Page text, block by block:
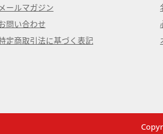
メールマガジン
問い合わせ
定商取引法に基づく表記